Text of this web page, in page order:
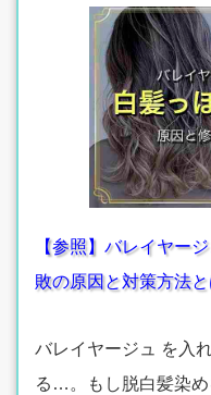
【参照】バレイヤー
敗の原因と対策方法と
バレイヤージュ を入
る…。もし脱白髪染